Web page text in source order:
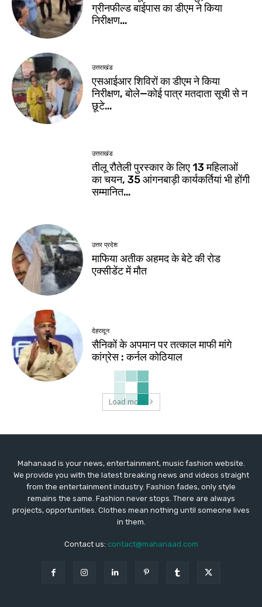
ग्रीनफील्ड बाईपास का डीएम ने किया
निरीक्षण…
उत्तराखंड
एसआईआर शिविरों का डीएम ने किया
निरीक्षण, बोले—कोई पात्र मतदाता सूची से न
छूटे…
उत्तराखंड
तीलू रौतेली पुरस्कार के लिए 13 महिलाओं
का चयन, 35 आंगनबाड़ी कार्यकर्तियां भी होंगी
सम्मानित…
उत्तर प्रदेश
माफिया अतीक अहमद के बेटे की रोड
एक्सीडेंट में मौत
देहरादून
सैनिकों के अपमान पर तत्काल माफी मांगे
कांग्रेस : कर्नल कोठियाल
Load more
Mahanaad is your news, entertainment, music fashion website.
We provide you with the latest breaking news and videos straight
from the entertainment industry. Fashion fades, only style
remains the same. Fashion never stops. There are always
projects, opportunities. Clothes mean nothing until someone lives
in them.
Contact us: contact@mahanaad.com